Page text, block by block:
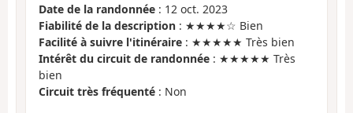
Date de la randonnée : 12 oct. 2023
Fiabilité de la description : ★★★★☆ Bien
Facilité à suivre l'itinéraire : ★★★★★ Très bien
Intérêt du circuit de randonnée : ★★★★★ Très
bien
Circuit très fréquenté : Non